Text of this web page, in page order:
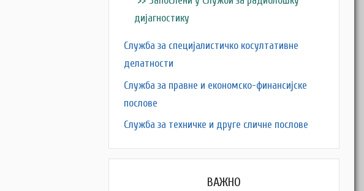
дијагностику
Служба за специјалистичко косултативне
делатности
Служба за правне и економско-финансијске
послове
Служба за техничке и друге сличне послове
ВАЖНО